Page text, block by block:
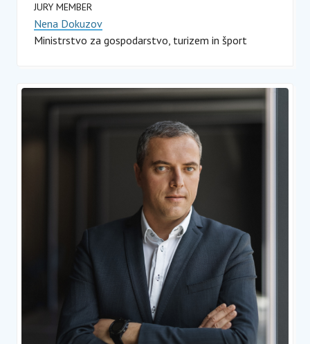
JURY MEMBER
Nena Dokuzov
Ministrstvo za gospodarstvo, turizem in šport